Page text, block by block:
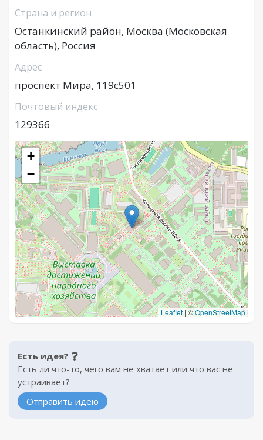
Страна и регион
Останкинский район, Москва (Московская
область), Россия
Адрес
проспект Мира, 119с501
Почтовый индекс
129366
+
−
Leaflet | ©OpenStreetMap
Есть идея?
Есть ли что-то, чего вам не хватает или что вас не
устраивает?
Отправить идею